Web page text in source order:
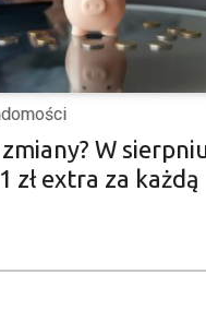
W
zł extra za każdą